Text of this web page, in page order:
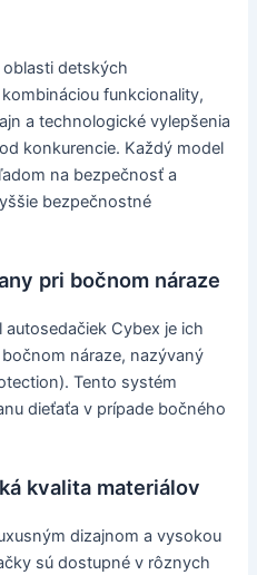
detských
funkcionality,
a technologické vylepšenia
konkurencie. Každý model
na bezpečnosť a
bezpečnostné
pri bočnom náraze
Cybex je ich
náraze, nazývaný
Tento systém
dieťaťa v prípade bočného
kvalita materiálov
dizajnom a vysokou
sú dostupné v rôznych